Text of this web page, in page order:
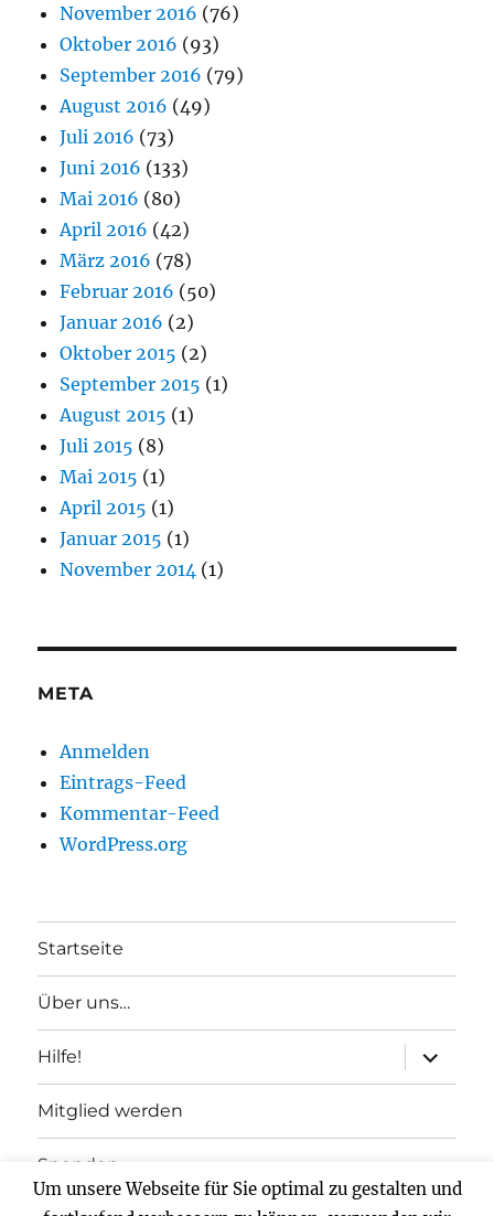
November 2016 (76)
Oktober 2016 (93)
September 2016 (79)
August 2016 (49)
Juli 2016 (73)
Juni 2016 (133)
Mai 2016 (80)
April 2016 (42)
März 2016 (78)
Februar 2016 (50)
Januar 2016 (2)
Oktober 2015 (2)
September 2015 (1)
August 2015 (1)
Juli 2015 (8)
Mai 2015 (1)
April 2015 (1)
Januar 2015 (1)
November 2014 (1)
META
Anmelden
Eintrags-Feed
Kommentar-Feed
WordPress.org
Startseite
Über uns…
Hilfe!
anzeigen
Mitglied werden
Spenden
Um unsere Webseite für Sie optimal zu gestalten und